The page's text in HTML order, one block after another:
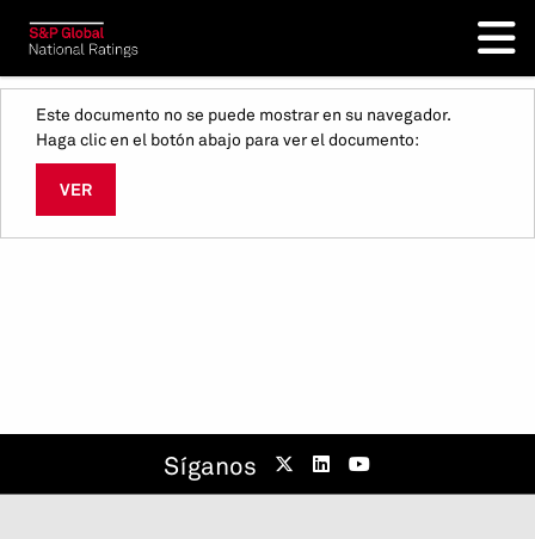
Este documento no se puede mostrar en su navegador.
Haga clic en el botón abajo para ver el documento:
VER
Síganos